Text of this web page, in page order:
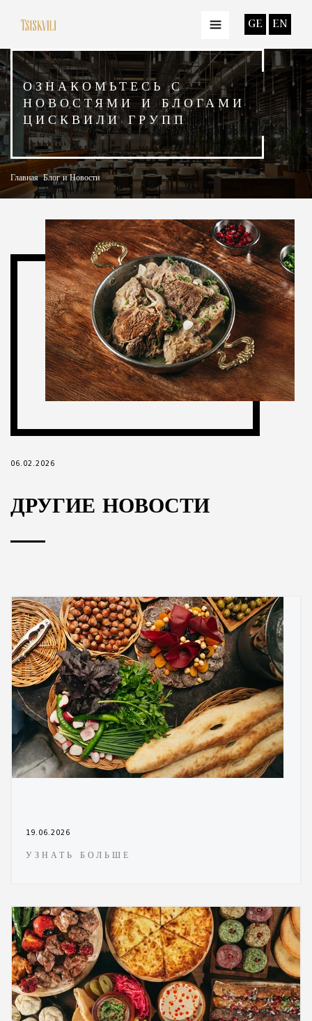
GE EN
ОЗНАКОМЬТЕСЬ С
НОВОСТЯМИ И БЛОГАМИ
ЦИСКВИЛИ ГРУПП
Главная Блог и Новости
06.02.2026
ДРУГИЕ НОВОСТИ
19.06.2026
УЗНАТЬ БОЛЬШЕ